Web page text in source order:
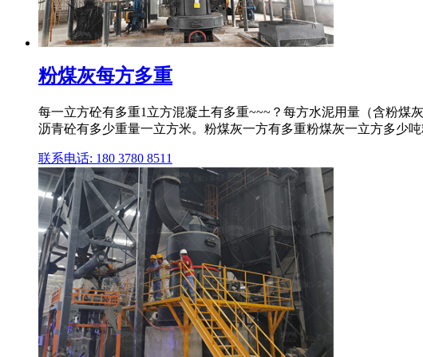
粉煤灰每方多重
每一立方砼有多重1立方混凝土有多重~~~？每方水泥用量（含粉煤
沥青砼有多少重量一立方米。粉煤灰一方有多重粉煤灰一立方多少
联系电话: 180 3780 8511